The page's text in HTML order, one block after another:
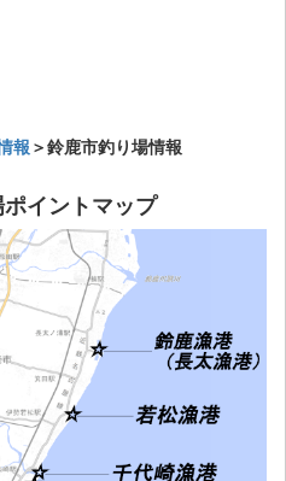
報 ＞鈴鹿市釣り場情報
イントマップ